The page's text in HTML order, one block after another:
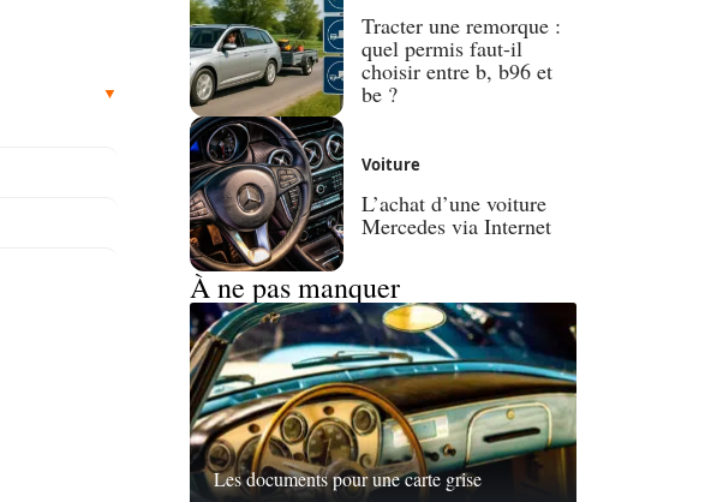
Tracter une remorque :
quel permis faut-il
choisir entre b, b96 et
be ?
Voiture
L’achat d’une voiture
Mercedes via Internet
À ne pas manquer
Les documents pour une carte grise